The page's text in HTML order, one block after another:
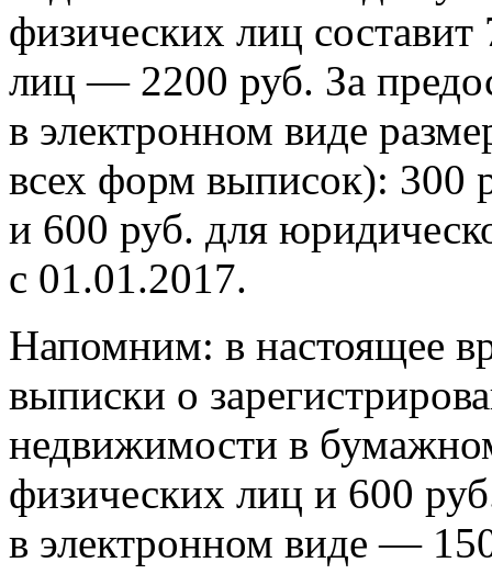
физических лиц
лиц — 2200 руб. За
в электронном виде
всех форм выписок): 300
и 600 руб. для
с 01.01.2017.
Напомним: в настоящее
выписки о
недвижимости в
физических лиц и 600
в электронном виде —